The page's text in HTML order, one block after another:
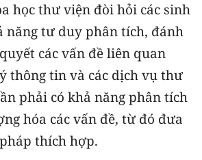
học thư viện đòi hỏi các sinh
năng tư duy phân tích, đánh
các vấn đề liên quan
thông tin và các dịch vụ thư
phải có khả năng phân tích
hóa các vấn đề, từ đó đưa
thích hợp.